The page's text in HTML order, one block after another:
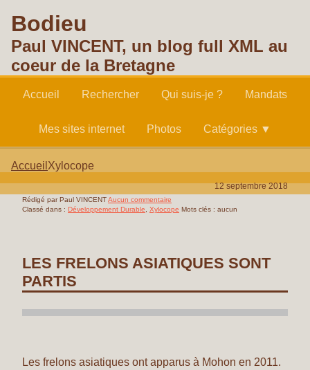
Bodieu
Paul VINCENT, un blog full XML au
coeur de la Bretagne
Accueil Rechercher Qui suis-je ? Mandats
Mes sites internet Photos Catégories ▼
Accueil Xylocope
LES FRELONS ASIATIQUES SONT
PARTIS
Les frelons asiatiques ont apparus à Mohon en 2011.
12 septembre 2018
Rédigé par Paul VINCENTAucun commentaire
Classé dans : Développement Durable Xylocope Mots clés : aucun